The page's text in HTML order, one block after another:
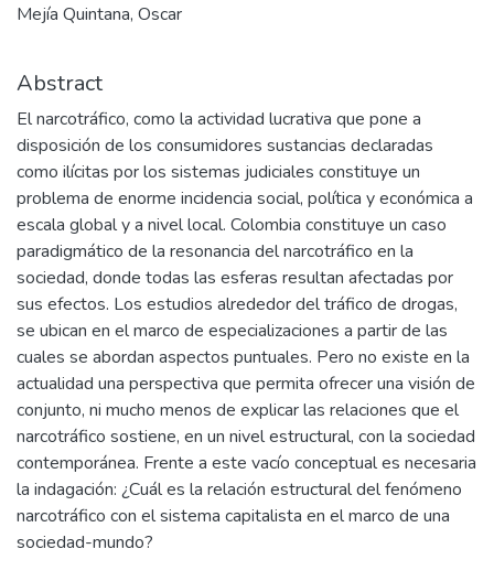
Mejía Quintana, Oscar
Abstract
El narcotráfico, como la actividad lucrativa que pone a
disposición de los consumidores sustancias declaradas
como ilícitas por los sistemas judiciales constituye un
problema de enorme incidencia social, política y económica a
escala global y a nivel local. Colombia constituye un caso
paradigmático de la resonancia del narcotráfico en la
sociedad, donde todas las esferas resultan afectadas por
sus efectos. Los estudios alrededor del tráfico de drogas,
se ubican en el marco de especializaciones a partir de las
cuales se abordan aspectos puntuales. Pero no existe en la
actualidad una perspectiva que permita ofrecer una visión de
conjunto, ni mucho menos de explicar las relaciones que el
narcotráfico sostiene, en un nivel estructural, con la sociedad
contemporánea. Frente a este vacío conceptual es necesaria
la indagación: ¿Cuál es la relación estructural del fenómeno
narcotráfico con el sistema capitalista en el marco de una
sociedad-mundo?